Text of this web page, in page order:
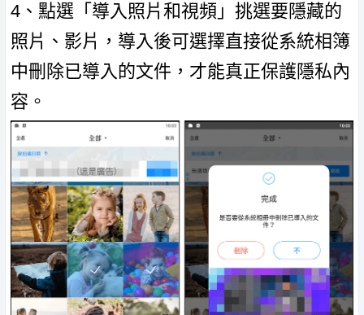
4、點選「導入照片和視頻」挑選要隱藏的
照片、影片，導入後可選擇直接從系統相簿
中刪除已導入的文件，才能真正保護隱私內
容。